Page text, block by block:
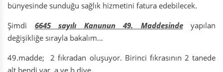
bünyesinde sunduğu sağlık hizmetini fatura edebilecek.
Şimdi 6645 sayılı Kanunun 49. Maddesindeyapılan
değişikliğe sırayla bakalım…
49.madde; 2 fıkradan oluşuyor. Birinci fıkrasının 2 tanede